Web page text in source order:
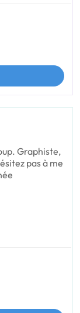
Graphiste,
pas à me